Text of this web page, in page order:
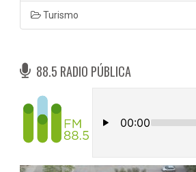
Turismo
88.5 RADIO PÚBLICA